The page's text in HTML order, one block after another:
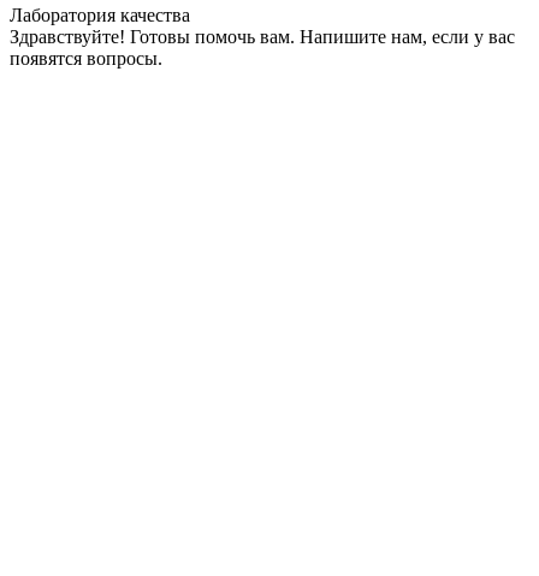
Лаборатория качества
Здравствуйте! Готовы помочь вам. Напишите нам, если у вас
появятся вопросы.